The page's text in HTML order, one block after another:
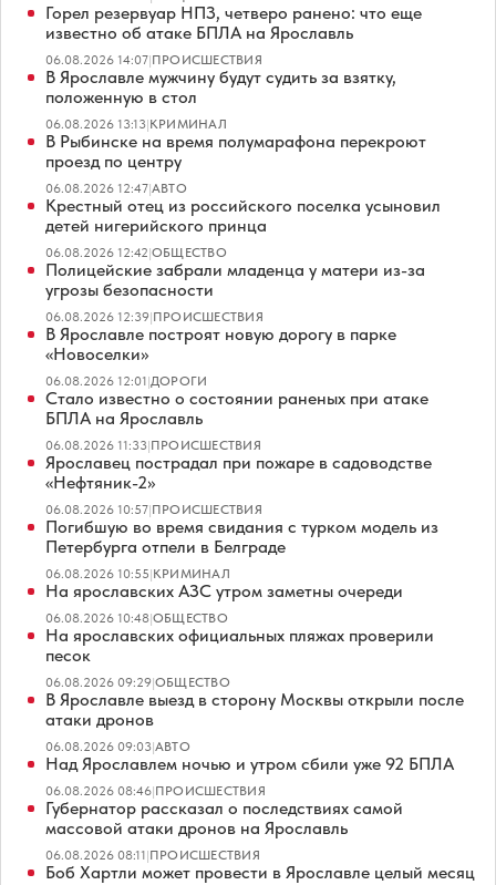
Горел резервуар НПЗ, четверо ранено: что еще
известно об атаке БПЛА на Ярославль
06.08.2026 14:07|ПРОИСШЕСТВИЯ
В Ярославле мужчину будут судить за взятку,
положенную в стол
06.08.2026 13:13|КРИМИНАЛ
В Рыбинске на время полумарафона перекроют
проезд по центру
06.08.2026 12:47|АВТО
Крестный отец из российского поселка усыновил
детей нигерийского принца
06.08.2026 12:42|ОБЩЕСТВО
Полицейские забрали младенца у матери из-за
угрозы безопасности
06.08.2026 12:39|ПРОИСШЕСТВИЯ
В Ярославле построят новую дорогу в парке
«Новоселки»
06.08.2026 12:01|ДОРОГИ
Стало известно о состоянии раненых при атаке
БПЛА на Ярославль
06.08.2026 11:33|ПРОИСШЕСТВИЯ
Ярославец пострадал при пожаре в садоводстве
«Нефтяник-2»
06.08.2026 10:57|ПРОИСШЕСТВИЯ
Погибшую во время свидания с турком модель из
Петербурга отпели в Белграде
06.08.2026 10:55|КРИМИНАЛ
На ярославских АЗС утром заметны очереди
06.08.2026 10:48|ОБЩЕСТВО
На ярославских официальных пляжах проверили
песок
06.08.2026 09:29|ОБЩЕСТВО
В Ярославле выезд в сторону Москвы открыли после
атаки дронов
06.08.2026 09:03|АВТО
Над Ярославлем ночью и утром сбили уже 92 БПЛА
06.08.2026 08:46|ПРОИСШЕСТВИЯ
Губернатор рассказал о последствиях самой
массовой атаки дронов на Ярославль
06.08.2026 08:11|ПРОИСШЕСТВИЯ
Боб Хартли может провести в Ярославле целый месяц